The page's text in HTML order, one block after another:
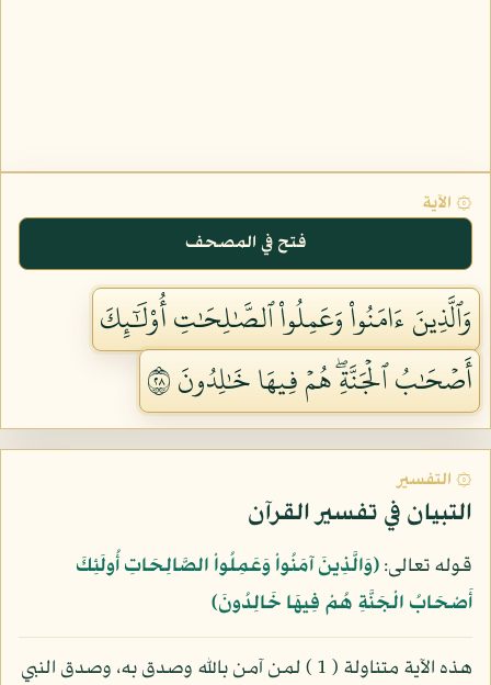
۞ الآية
فتح في المصحف
وَٱلَّذِينَ ءَامَنُواْ وَعَمِلُواْ ٱلصَّٰلِحَٰتِ أُوْلَٰٓئِكَ
أَصۡحَٰبُ ٱلۡجَنَّةِۖ هُمۡ فِيهَا خَٰلِدُونَ ٨٢
۞ التفسير
التبيان في تفسير القرآن
قوله تعالى:﴿وَالَّذِينَ آمَنُواْ وَعَمِلُواْ الصَّالِحَاتِ أُولَئِكَ
أَصْحَابُ الْجَنَّةِ هُمْ فِيهَا خَالِدُونَ﴾
هذه الآية متناولة ( 1 ) لمن آمن بالله وصدق به، وصدق النبي